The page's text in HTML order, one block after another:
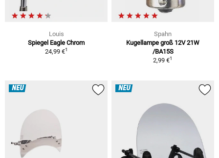
Louis
Spiegel Eagle Chrom
24,99 €1
Spahn
Kugellampe groß 12V 21W
/BA15S
2,99 €1
NEU NEU